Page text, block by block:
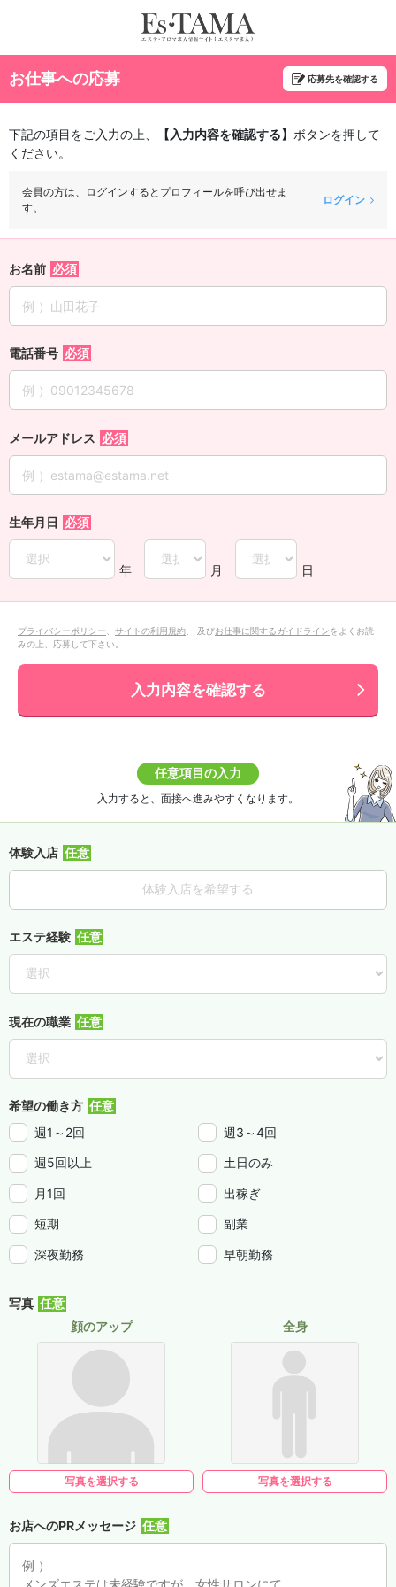
お仕事への応募 応募先を確認する
下記の項目をご入力の上、 【入力内容を確認する】 ボタンを押して
ください。
会員の方は、ログインするとプロフィールを呼び出せま
す。
ログイン
お名前
電話番号
メールアドレス
生年月日
年 月 日
プライバシーポリシー サイトの利用規約 、 及びお仕事に関するガイドラインをよくお読
みの上、応募して下さい。
入力内容を確認する
任意項目の入力
入力すると、面接へ進みやすくなります。
体験入店
体験入店を希望する
エステ経験
現在の職業
希望の働き方
週1～2回
週3～4回
週5回以上 土日のみ
月1回 出稼ぎ
短期 副業
深夜勤務 早朝勤務
写真
顔のアップ
写真を選択する
全身
写真を選択する
お店へのPRメッセージ